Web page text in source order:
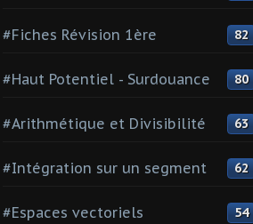
#Fiches Révision 1ère 82
#Haut Potentiel - Surdouance 80
#Arithmétique et Divisibilité 63
#Intégration sur un segment 62
#Espaces vectoriels 54